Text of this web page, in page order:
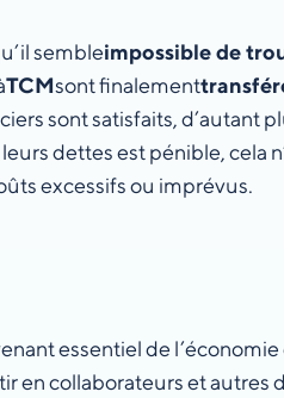
sembleimpossible de
TCMsont finalement
sont satisfaits,
dettes est pénible, cela
excessifs ou imprévus.
essentiel de
en collaborateurs et